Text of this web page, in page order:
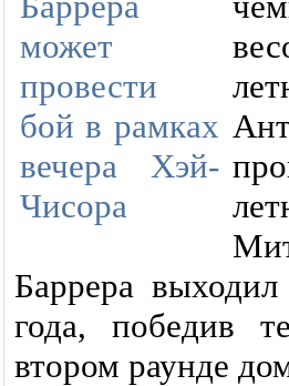
Баррера
года, победив
втором раунде